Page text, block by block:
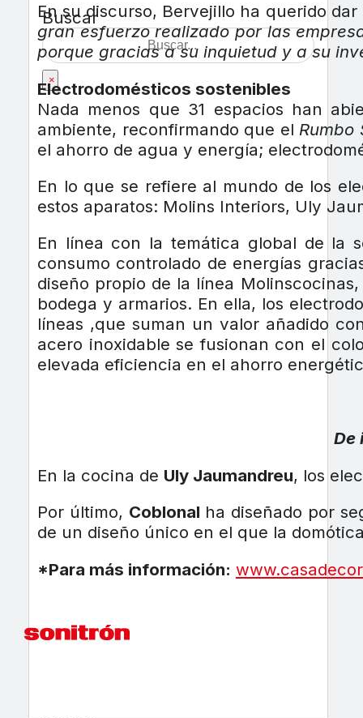
Buscar
×
En su discurso, Bervejillo ha querido
gran esfuerzo realizado por las
porque gracias a su inquietud y a su
Electrodomésticos sostenibles
Nada menos que 31 espacios han
ambiente, reconfirmando que el Rumbo
el ahorro de agua y energía;
En lo que se refiere al mundo de los
estos aparatos: Molins Interiors, Uly
En línea con la temática global de la
consumo controlado de energías
diseño propio de la línea
bodega y armarios. En ella, los
líneas ,que suman un valor añadido
acero inoxidable se fusionan con el
elevada eficiencia en el ahorro
De
En la cocina de Uly Jaumandreu, los
Por último, Coblonal ha diseñado por
de un diseño único en el que la
*Para más información: